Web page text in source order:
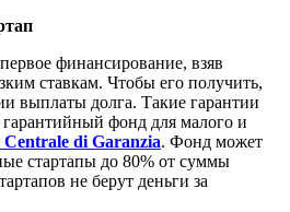
финансирование, взяв
ставкам. Чтобы его получить,
выплаты долга. Такие гарантии
фонд для малого и
Centrale di Garanzia. Фонд может
стартапы до 80% от суммы
не берут деньги за